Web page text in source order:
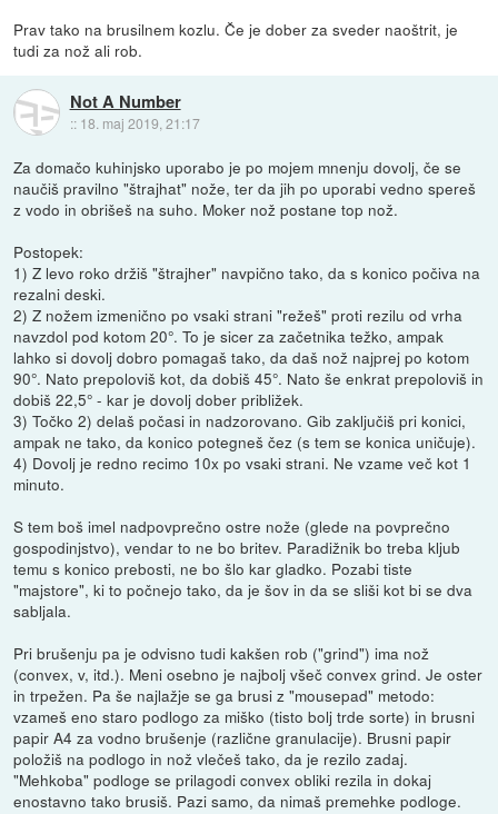
Prav tako na brusilnem kozlu. Če je dober za sveder naoštrit, je
tudi za nož ali rob.
Not A Number
:: 18. maj 2019, 21:17
Za domačo kuhinjsko uporabo je po mojem mnenju dovolj, če se
naučiš pravilno "štrajhat" nože, ter da jih po uporabi vedno spereš
z vodo in obrišeš na suho. Moker nož postane top nož.
Postopek:
1) Z levo roko držiš "štrajher" navpično tako, da s konico počiva na
rezalni deski.
2) Z nožem izmenično po vsaki strani "režeš" proti rezilu od vrha
navzdol pod kotom 20°. To je sicer za začetnika težko, ampak
lahko si dovolj dobro pomagaš tako, da daš nož najprej po kotom
90°. Nato prepoloviš kot, da dobiš 45°. Nato še enkrat prepoloviš in
dobiš 22,5° - kar je dovolj dober približek.
3) Točko 2) delaš počasi in nadzorovano. Gib zaključiš pri konici,
ampak ne tako, da konico potegneš čez (s tem se konica uničuje).
4) Dovolj je redno recimo 10x po vsaki strani. Ne vzame več kot 1
minuto.
S tem boš imel nadpovprečno ostre nože (glede na povprečno
gospodinjstvo), vendar to ne bo britev. Paradižnik bo treba kljub
temu s konico prebosti, ne bo šlo kar gladko. Pozabi tiste
"majstore", ki to počnejo tako, da je šov in da se sliši kot bi se dva
sabljala.
Pri brušenju pa je odvisno tudi kakšen rob ("grind") ima nož
(convex, v, itd.). Meni osebno je najbolj všeč convex grind. Je oster
in trpežen. Pa še najlažje se ga brusi z "mousepad" metodo:
vzameš eno staro podlogo za miško (tisto bolj trde sorte) in brusni
papir A4 za vodno brušenje (različne granulacije). Brusni papir
položiš na podlogo in nož vlečeš tako, da je rezilo zadaj.
"Mehkoba" podloge se prilagodi convex obliki rezila in dokaj
enostavno tako brusiš. Pazi samo, da nimaš premehke podloge.